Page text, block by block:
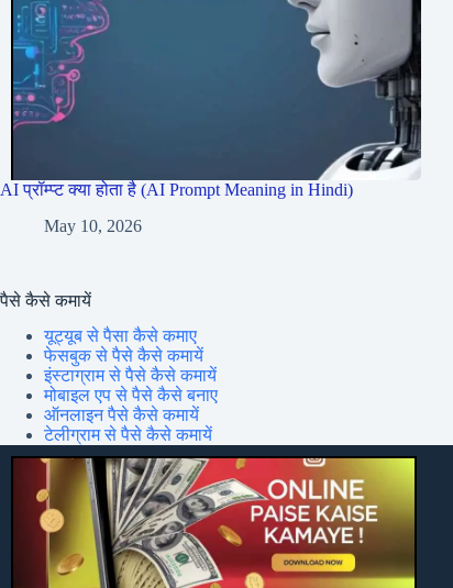
AI प्रॉम्प्ट क्या होता है (AI Prompt Meaning in Hindi)
May 10, 2026
पैसे कैसे कमायें
यूट्यूब से पैसा कैसे कमाए
फेसबुक से पैसे कैसे कमायें
इंस्टाग्राम से पैसे कैसे कमायें
मोबाइल एप से पैसे कैसे बनाए
ऑनलाइन पैसे कैसे कमायें
टेलीग्राम से पैसे कैसे कमायें